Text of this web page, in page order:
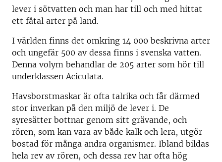
lever i sötvatten och man har till och med hittat
ett fåtal arter på land.
I världen finns det omkring 14 000 beskrivna arter
och ungefär 500 av dessa finns i svenska vatten.
Denna volym behandlar de 205 arter som hör till
underklassen Aciculata.
Havsborstmaskar är ofta talrika och får därmed
stor inverkan på den miljö de lever i. De
syresätter bottnar genom sitt grävande, och
rören, som kan vara av både kalk och lera, utgör
bostad för många andra organismer. Ibland bildas
hela rev av rören, och dessa rev har ofta hög